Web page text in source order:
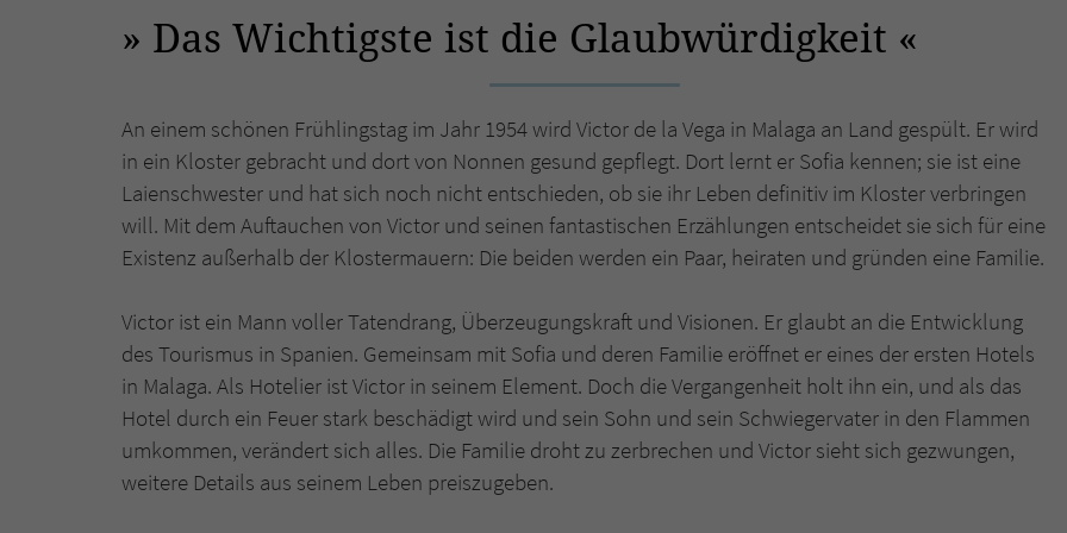
Das Wichtigste ist die Glaubwürdigkeit
An einem schönen Frühlingstag im Jahr 1954 wird Victor de la Vega in Malaga an Land gespült. Er wird
in ein Kloster gebracht und dort von Nonnen gesund gepflegt. Dort lernt er Sofia kennen; sie ist eine
Laienschwester und hat sich noch nicht entschieden, ob sie ihr Leben definitiv im Kloster verbringen
will. Mit dem Auftauchen von Victor und seinen fantastischen Erzählungen entscheidet sie sich für eine
Existenz außerhalb der Klostermauern: Die beiden werden ein Paar, heiraten und gründen eine Familie.
Victor ist ein Mann voller Tatendrang, Überzeugungskraft und Visionen. Er glaubt an die Entwicklung
des Tourismus in Spanien. Gemeinsam mit Sofia und deren Familie eröffnet er eines der ersten Hotels
in Malaga. Als Hotelier ist Victor in seinem Element. Doch die Vergangenheit holt ihn ein, und als das
Hotel durch ein Feuer stark beschädigt wird und sein Sohn und sein Schwiegervater in den Flammen
umkommen, verändert sich alles. Die Familie droht zu zerbrechen und Victor sieht sich gezwungen,
weitere Details aus seinem Leben preiszugeben.
Name tx_pwcomments_ahash
Laufzeit 1 Jahr
Zweck Cookie für Kommentare einzelner Buchtitel
Anbieter Literatur-Couch Medien GmbH & Co. KG
Laufzeit Session
Dieses Cookie gewährleistet die Kommunikation der